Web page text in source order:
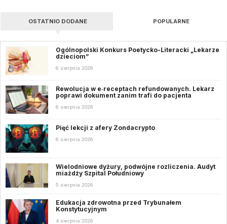
OSTATNIO DODANE POPULARNE
Ogólnopolski Konkurs Poetycko-Literacki „Lekarze
dzieciom”
6 sierpnia 2026
Rewolucja w e‑receptach refundowanych. Lekarz
poprawi dokument zanim trafi do pacjenta
6 sierpnia 2026
Pięć lekcji z afery Zondacrypto
6 sierpnia 2026
Wielodniowe dyżury, podwójne rozliczenia. Audyt
miażdży Szpital Południowy
5 sierpnia 2026
Edukacja zdrowotna przed Trybunałem
Konstytucyjnym
4 sierpnia 2026